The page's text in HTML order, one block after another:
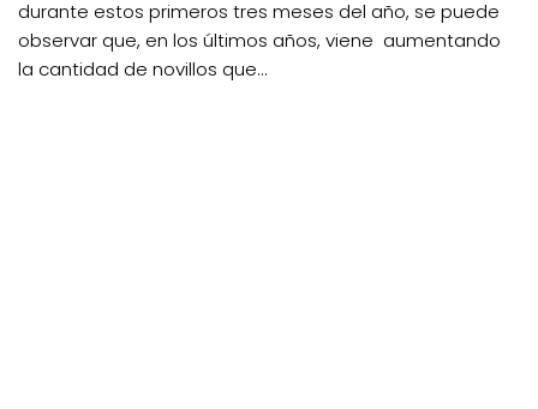
durante estos primeros tres meses del año, se puede
observar que, en los últimos años, viene aumentando
la cantidad de novillos que...